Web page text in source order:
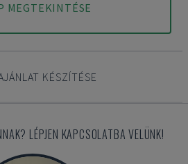
MEGTEKINTÉSE
KÉSZÍTÉSE
LÉPJEN KAPCSOLATBA VELÜNK!